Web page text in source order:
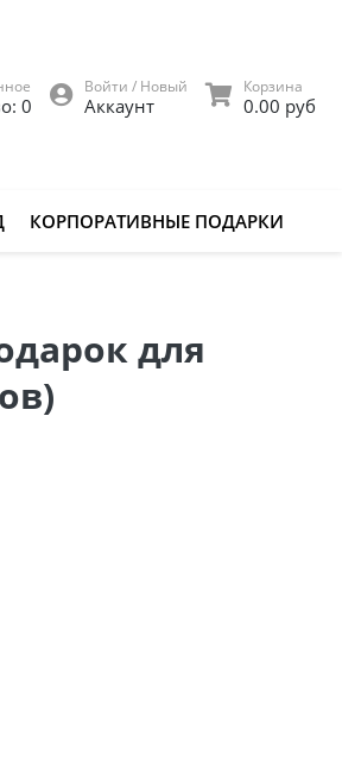
0
Войти / Новый
Аккаунт
Корзина
0.00 руб
КОРПОРАТИВНЫЕ ПОДАРКИ
для